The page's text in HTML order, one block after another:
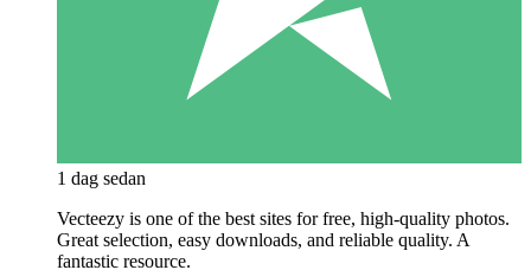
1 dag sedan
Vecteezy is one of the best sites for free, high‑quality photos.
Great selection, easy downloads, and reliable quality. A
fantastic resource.